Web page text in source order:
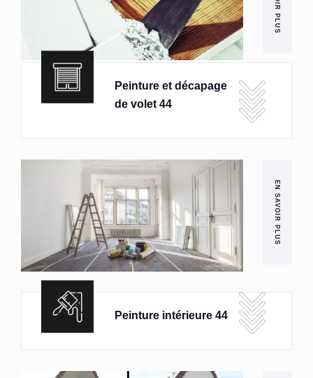
Peinture et décapage
de volet 44
EN SAVOIR PLUS
Peinture intérieure 44